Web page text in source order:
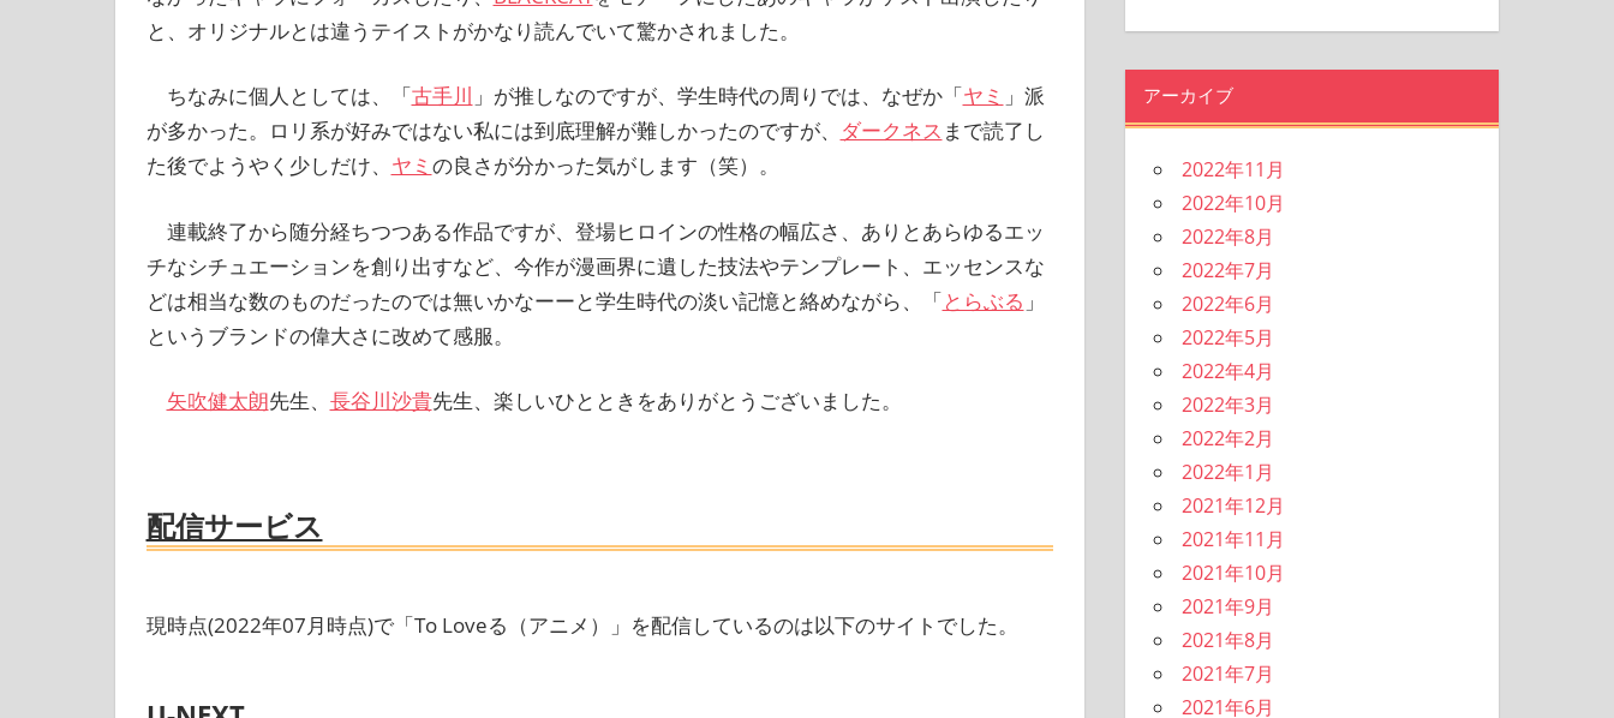
と、オリジナルとは違うテイストがかなり読んでいて驚かされました。
ちなみに個人としては、「古手川 」が推しなのですが、学生時代の周りでは、なぜか「ヤミ 」派
が多かった。ロリ系が好みではない私には到底理解が難しかったのですが、
ダークネス まで読了し
た後でようやく少しだけ、 ヤミ の良さが分かった気がします（笑）。
連載終了から随分経ちつつある作品ですが、登場ヒロインの性格の幅広さ、ありとあらゆるエッ
チなシチュエーションを創り出すなど、今作が漫画界に遺した技法やテンプレート、エッセンスな
どは相当な数のものだったのでは無いかなーーと学生時代の淡い記憶と絡めながら、「とらぶる 」
というブランドの偉大さに改めて感服。
矢吹健太朗先生、 長谷川沙貴先生、楽しいひとときをありがとうございました。
配信サービス
現時点(2022年07月時点)で「To Loveる（アニメ）」を配信しているのは以下のサイトでした。
アーカイブ
2022年11月
2022年10月
2022年8月
2022年7月
2022年6月
2022年5月
2022年4月
2022年3月
2022年2月
2022年1月
2021年12月
2021年11月
2021年10月
2021年9月
2021年8月
2021年7月
2021年6月